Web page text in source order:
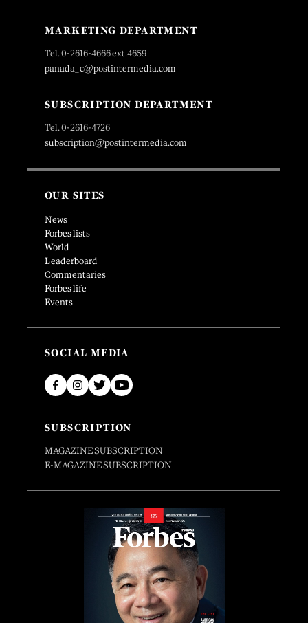
MARKETING DEPARTMENT
Tel. 0-2616-4666 ext.4659
panada_c@postintermedia.com
SUBSCRIPTION DEPARTMENT
Tel. 0-2616-4726
subscription@postintermedia.com
OUR SITES
News
Forbes lists
World
Leaderboard
Commentaries
Forbes life
Events
SOCIAL MEDIA
SUBSCRIPTION
MAGAZINE SUBSCRIPTION
E-MAGAZINE SUBSCRIPTION